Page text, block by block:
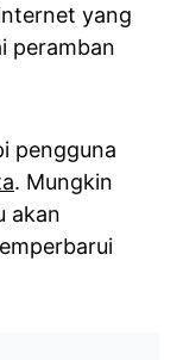
yang
peramban
pengguna
. Mungkin
akan